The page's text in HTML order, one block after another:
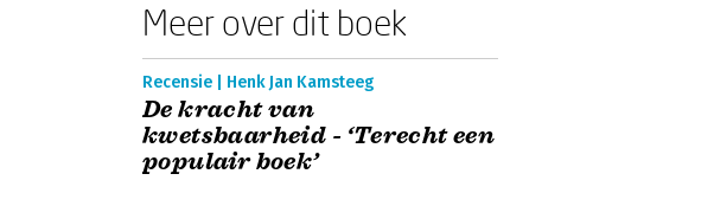
Meer over dit boek
Recensie | Henk Jan Kamsteeg
De kracht van
kwetsbaarheid - ‘Terecht een
populair boek’